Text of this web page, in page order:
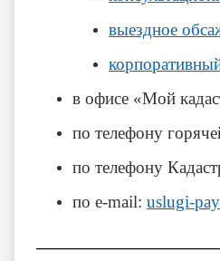
выездное
в офисе «Мой
по телефону
по телефону
по e-mail: uslugi-